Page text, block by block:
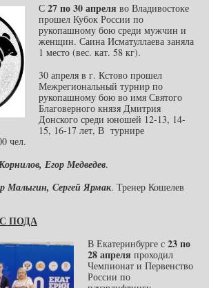
С 27 по 30 апреля во Владивостоке
прошел Кубок России по
рукопашному бою среди мужчин и
женщин. Саина Исматуллаева заняла
1 место (вес. кат. 58 кг).
30 апреля в г. Кстово прошел
Межрегиональный турнир по
рукопашному бою во имя Святого
Благоверного князя Дмитрия
Донского среди юношей 12-13, 14-
15, 16-17 лет, В турнире
чел.
Егор Медведев.
Малыгин, Сергей Ярмак. Тренер Кошелев
ПОДА
В Екатеринбурге с 23 по
28 апреля проходил
Чемпионат и Первенство
России по